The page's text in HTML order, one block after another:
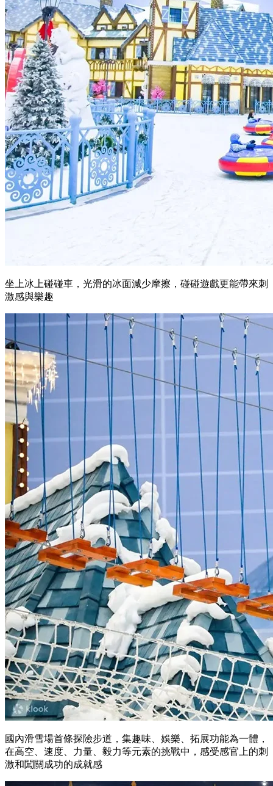
坐上冰上碰碰車，光滑的冰面減少摩擦，碰碰遊戲更能帶來刺
激感與樂趣
國內滑雪場首條探險步道，集趣味、娛樂、拓展功能為一體，
在高空、速度、力量、毅力等元素的挑戰中，感受感官上的刺
激和闖關成功的成就感